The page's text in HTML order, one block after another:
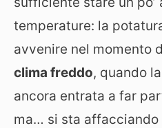
temperature: la
avvenire nel momento
clima freddo, quando
ancora entrata a far
ma… si sta affacciando